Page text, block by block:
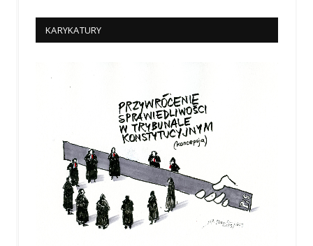
KARYKATURY